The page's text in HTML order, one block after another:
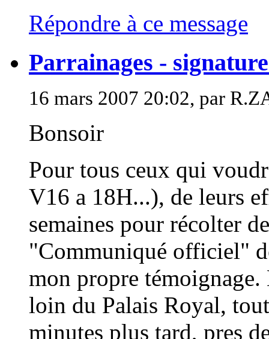
Répondre à ce message
Parrainages -
16 mars 2007 20:02, par
Bonsoir
Pour tous ceux qui
V16 a 18H...), de leurs
semaines pour récolter
"Communiqué officiel"
mon propre témoignage.
loin du Palais Royal,
minutes plus tard, pres